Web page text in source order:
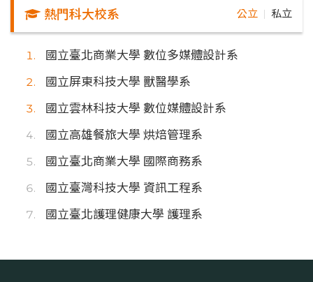
熱門科大校系 公立 私立
國立臺北商業大學 數位多媒體設計系
國立屏東科技大學 獸醫學系
國立雲林科技大學 數位媒體設計系
國立高雄餐旅大學 烘焙管理系
國立臺北商業大學 國際商務系
國立臺灣科技大學 資訊工程系
國立臺北護理健康大學 護理系